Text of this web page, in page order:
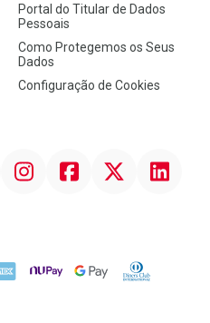
Portal do Titular de Dados
Pessoais
Como Protegemos os Seus
Dados
Configuração de Cookies
InstagramFacebook Linkedin
NuPay Google PayDiners Club